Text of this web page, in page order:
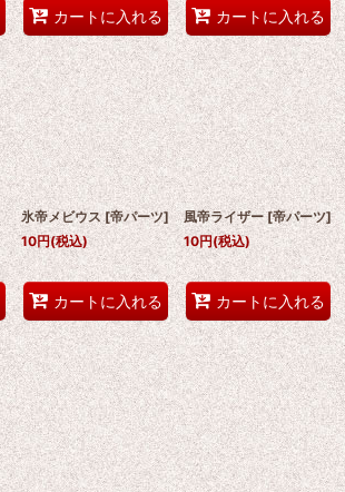
カートに入れる カートに入れる
氷帝メビウス [帝パーツ]
10円(税込)
カートに入れる
風帝ライザー [帝パーツ]
10円(税込)
カートに入れる